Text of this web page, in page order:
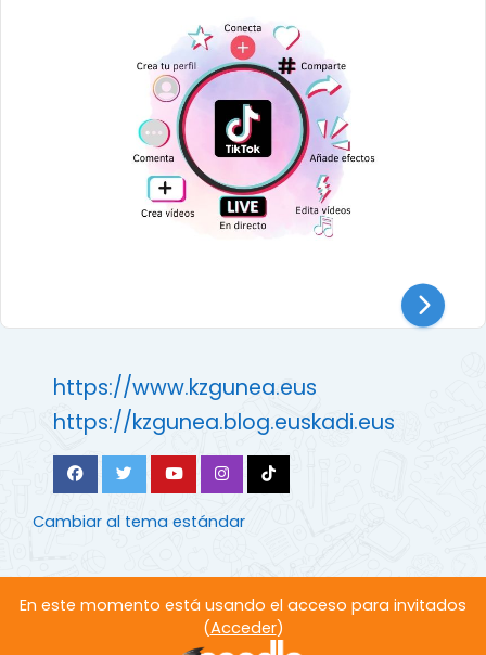
https://www.kzgunea.eus
https://kzgunea.blog.euskadi.eus
Cambiar al tema estándar
En este momento está usando el acceso para invitados
(Acceder)